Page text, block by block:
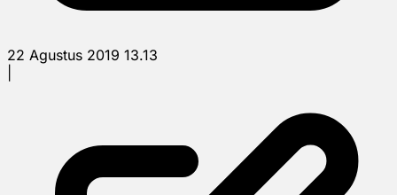
22 Agustus 2019 13.13